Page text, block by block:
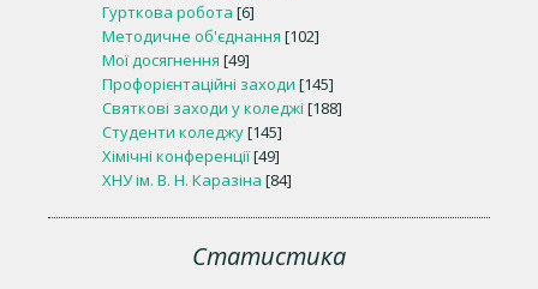
Гурткова робота [6]
Методичне об'єднання [102]
Мої досягнення [49]
Профорієнтаційні заходи [145]
Святкові заходи у коледжі [188]
Студенти коледжу[145]
Хімічні конференції[49]
ХНУ ім. В. Н. Каразіна [84]
Статистика